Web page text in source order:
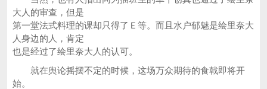
大人的审查，但是
第一堂法式料理的课却只得了Ｅ等。而且水户郁魅是绘里奈大
人身边的人，肯定
也是经过了绘里奈大人的认可。
就在舆论摇摆不定的时候，这场万众期待的食戟即将开
始。